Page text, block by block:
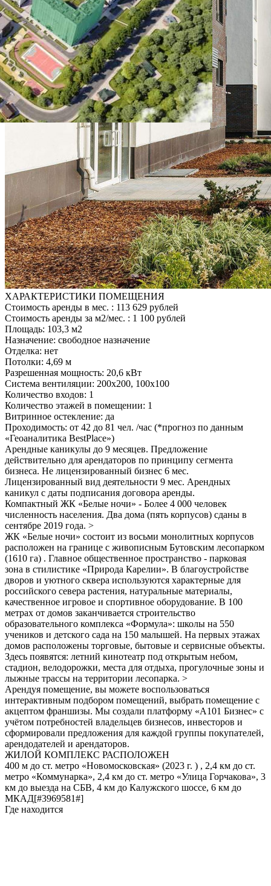
ХАРАКТЕРИСТИКИ ПОМЕЩЕНИЯ
Стоимость аренды в мес. : 113 629 рублей
Стоимость аренды за м2/мес. : 1 100 рублей
Площадь: 103,3 м2
Назначение: свободное назначение
Отделка: нет
Потолки: 4,69 м
Разрешенная мощность: 20,6 кВт
Система вентиляции: 200х200, 100х100
Количество входов: 1
Количество этажей в помещении: 1
Витринное остекление: да
Проходимость: от 42 до 81 чел. /час (*прогноз по данным
«Геоаналитика BestPlace»)
Арендные каникулы до 9 месяцев. Предложение
действительно для арендаторов по принципу сегмента
бизнеса. Не лицензированный бизнес 6 мес.
Лицензированный вид деятельности 9 мес. Арендных
каникул с даты подписания договора аренды.
Компактный ЖК «Белые ночи» - Более 4 000 человек
численность населения. Два дома (пять корпусов) сданы в
сентябре 2019 года. >
ЖК «Белые ночи» состоит из восьми монолитных корпусов
расположен на границе с живописным Бутовским лесопарком
(1610 га) . Главное общественное пространство - парковая
зона в стилистике «Природа Карелии». В благоустройстве
дворов и уютного сквера используются характерные для
российского севера растения, натуральные материалы,
качественное игровое и спортивное оборудование. В 100
метрах от домов заканчивается строительство
образовательного комплекса «Формула»: школы на 550
учеников и детского сада на 150 малышей. На первых этажах
домов расположены торговые, бытовые и сервисные объекты.
Здесь появятся: летний кинотеатр под открытым небом,
стадион, велодорожки, места для отдыха, прогулочные зоны и
лыжные трассы на территории лесопарка. >
Арендуя помещение, вы можете воспользоваться
интерактивным подбором помещений, выбрать помещение с
акцептом франшизы. Мы создали платформу «А101 Бизнес» с
учётом потребностей владельцев бизнесов, инвесторов и
сформировали предложения для каждой группы покупателей,
арендодателей и арендаторов.
ЖИЛОЙ КОМПЛЕКС РАСПОЛОЖЕН
400 м до ст. метро «Новомосковская» (2023 г. ) , 2,4 км до ст.
метро «Коммунарка», 2,4 км до ст. метро «Улица Горчакова», 3
км до выезда на СБВ, 4 км до Калужского шоссе, 6 км до
МКАД[#3969581#]
Где находится